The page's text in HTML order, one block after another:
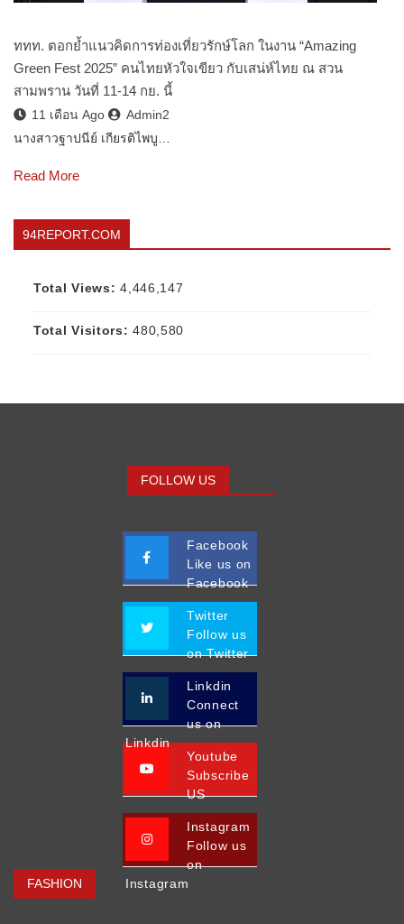
ททท. ตอกย้ำแนวคิดการท่องเที่ยวรักษ์โลก ในงาน “Amazing
Green Fest 2025” คนไทยหัวใจเขียว กับเสน่ห์ไทย ณ สวน
สามพราน วันที่ 11-14 กย. นี้
11 เดือน Ago
Admin2
นางสาวฐาปนีย์ เกียรติไพบู…
Read More
94REPORT.COM
Total Views:4,446,147
Total Visitors:480,580
FASHION
FOLLOW US
Facebook
Like us on
Facebook
Twitter
Follow us
on Twitter
Linkdin
Connect
us on
Linkdin
Youtube
Subscribe
US
Instagram
Follow us
on
Instagram